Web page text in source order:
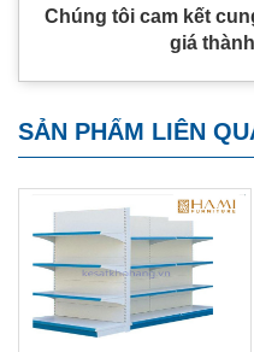
Chúng tôi cam kết
giá
SẢN PHẨM LIÊN